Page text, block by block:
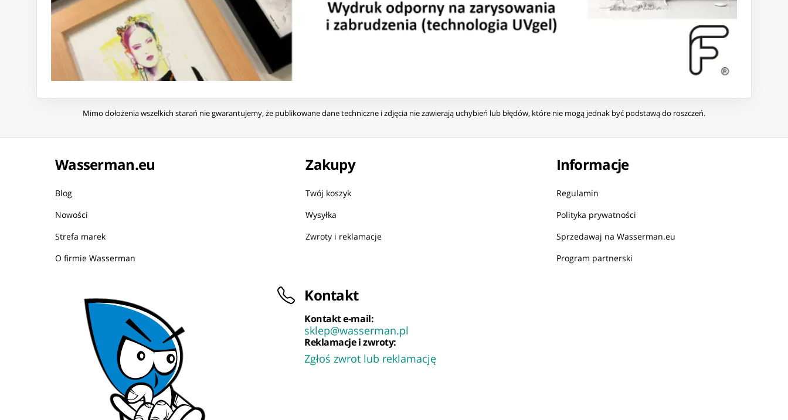
Mimo dołożenia wszelkich starań nie gwarantujemy, że publikowane dane techniczne i zdjęcia nie zawierają uchybień lub błędów, które nie mogą jednak być podstawą do roszczeń.
Wasserman.eu
Blog
Nowości
Strefa marek
O firmie Wasserman
Zakupy
Twój koszyk
Wysyłka
Zwroty i reklamacje
Informacje
Regulamin
Polityka prywatności
Sprzedawaj na Wasserman.eu
Program partnerski
Kontakt
Kontakt e-mail:
sklep@wasserman.pl
Reklamacje i zwroty:
Zgłoś zwrot lub reklamację